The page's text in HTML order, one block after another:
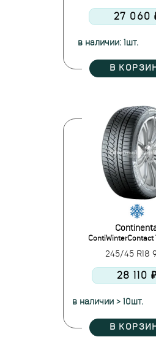
27 060
в наличии: 1шт.
В
ContiWinterContact
245/45 R18
28 110
в наличии > 10шт.
В